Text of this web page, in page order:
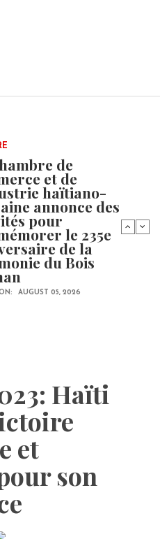
de
et de
haïtiano-
annonce des
pour
le 235e
de la
du Bois
AUGUST 05, 2026
Haïti
et
son